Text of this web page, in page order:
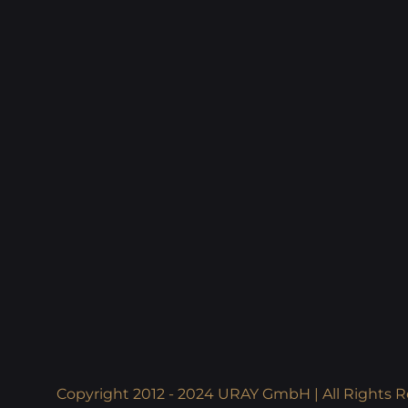
Copyright 2012 - 2024 URAY GmbH | All Rights